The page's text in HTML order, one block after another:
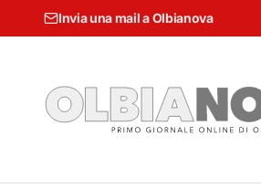
Invia una mail a Olbianova